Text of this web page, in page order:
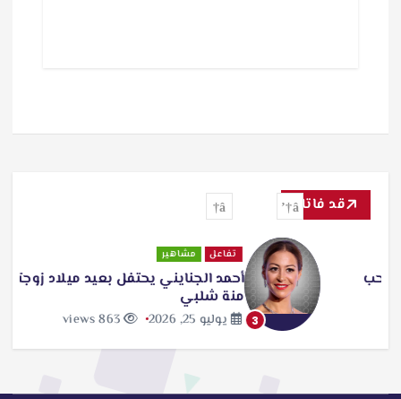
قد فاتك
3
تفاعل مشاهير
أحمد الجنايني يحتفل بعيد ميلاد زوجته
منة شلبي
يوليو 25, 2026 863 views